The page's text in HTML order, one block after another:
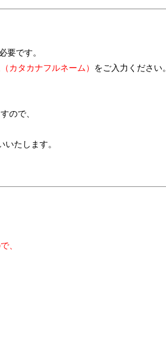
です。
カタカナフルネーム） をご入力ください。
ので、
たします。
、